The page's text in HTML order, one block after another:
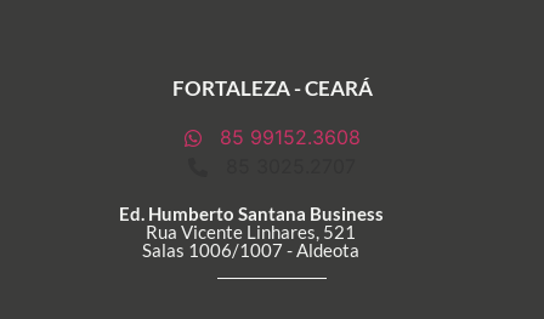
FORTALEZA - CEARÁ
85 99152.3608
Ed. Humberto Santana Business
Rua Vicente Linhares, 521
Salas 1006/1007 - Aldeota